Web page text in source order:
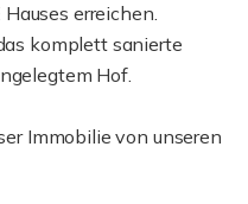
erreichen.
komplett sanierte
Hof.
Immobilie von unseren